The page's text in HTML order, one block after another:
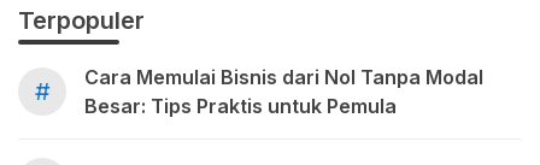
Terpopuler
#
Cara Memulai Bisnis dari Nol Tanpa Modal
Besar: Tips Praktis untuk Pemula